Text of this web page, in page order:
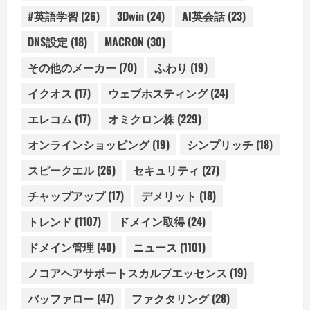
#英語学習 (26) 3Dwin (24) AI英会話(23)
DNS設定 (18) MACRON (30)
その他のメーカー (70) ふわり (19)
イクオス (17) ウェブホスティング(24)
エレコム (17) オミクロン株(229)
オンラインショッピング(19) シンプリッチ (18)
スピークエル(26) セキュリティ (27)
チャップアップ(17) デメリット (18)
トレンド (1107) ドメイン取得(24)
ドメイン管理 (40) ニュース (1101)
ノコアヘアサポートスカルプエッセンス (19)
バッファロー (47) ファクタリング(28)